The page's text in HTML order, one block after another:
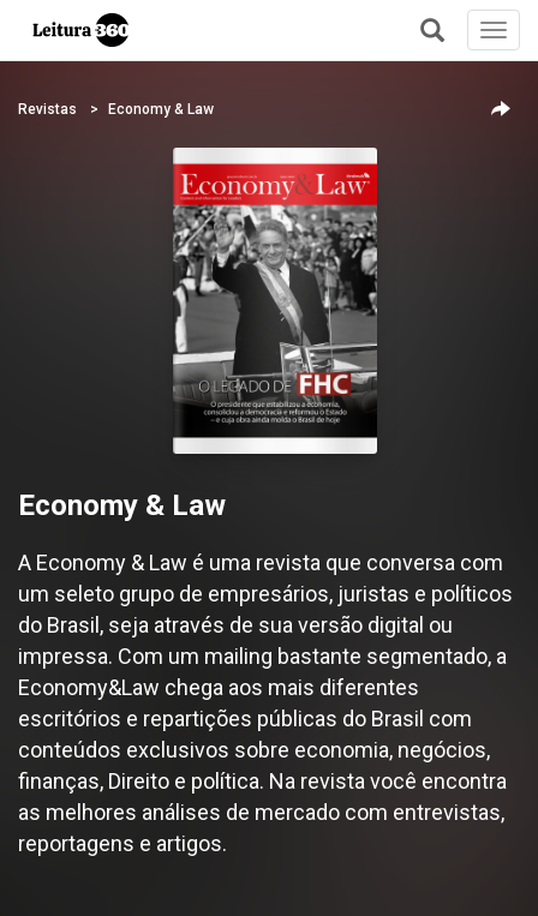
+
Revistas Economy & Law
Economy & Law
A Economy & Law é uma revista que conversa com
um seleto grupo de empresários, juristas e políticos
do Brasil, seja através de sua versão digital ou
impressa. Com um mailing bastante segmentado, a
Economy&Law chega aos mais diferentes
escritórios e repartições públicas do Brasil com
conteúdos exclusivos sobre economia, negócios,
finanças, Direito e política. Na revista você encontra
as melhores análises de mercado com entrevistas,
reportagens e artigos.